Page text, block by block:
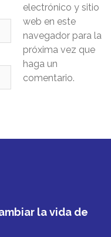
electrónico y sitio
web en este
navegador para la
próxima vez que
haga un
comentario.
la vida de